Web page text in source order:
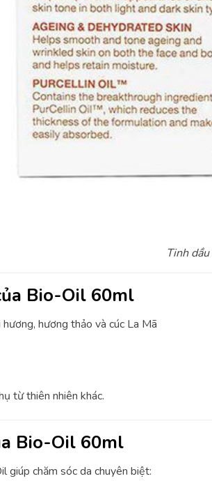
Tinh
Bio-Oil 60ml
hương, hương thảo và cúc La Mã
từ thiên nhiên khác.
Bio-Oil 60ml
giúp chăm sóc da chuyên biệt: